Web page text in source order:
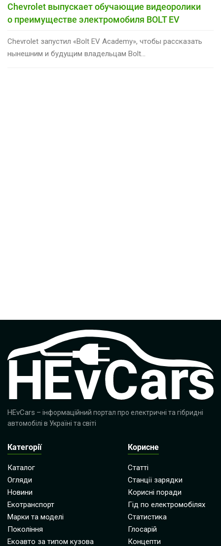
Chevrolet выпускает обучающие видеоролики
о преимуществе электромобиля BOLT EV
Chevrolet запустил «Bolt EV Academy», чтобы рассказать
нынешним и будущим владельцам Bolt...
HEvCars – інформаційний портал про електричні та гібридні
автомобілі в Україні та світі
Категорії
Каталог
Огляди
Новини
Екотранспорт
Марки та моделі
Покоління
Екоавто за типом кузова
Корисне
Статті
Станції зарядки
Корисні поради
Гід по електромобілях
Статистика
Глосарій
Концепти